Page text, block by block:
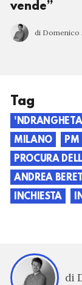
vende”
di Domenico
Tag
'NDRANGHETA
MILANO
PM
PROCURA
ANDREA
INCHIESTA
di